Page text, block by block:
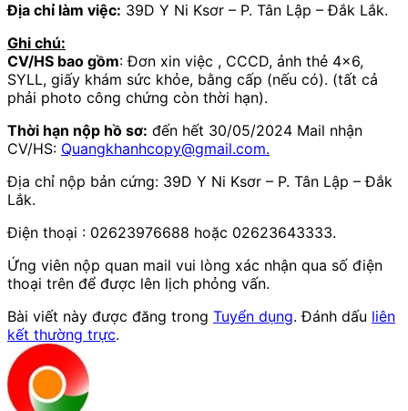
Địa chỉ làm việc: 39D Y Ni Ksơr – P. Tân Lập – Đắk Lắk.
Ghi chú:
CV/HS bao gồm: Đơn xin việc , CCCD, ảnh thẻ 4×6,
SYLL, giấy khám sức khỏe, bằng cấp (nếu có). (tất cả
phải photo công chứng còn thời hạn).
Thời hạn nộp hồ sơ: đến hết 30/05/2024 Mail nhận
CV/HS: Quangkhanhcopy@gmail.com.
Địa chỉ nộp bản cứng: 39D Y Ni Ksơr – P. Tân Lập – Đắk
Lắk.
Điện thoại : 02623976688 hoặc 02623643333.
Ứng viên nộp quan mail vui lòng xác nhận qua số điện
thoại trên để được lên lịch phỏng vấn.
Bài viết này được đăng trong Tuyển dụng. Đánh dấu liên
kết thường trực.